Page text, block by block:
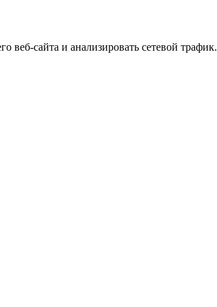
сайта и анализировать сетевой трафик.